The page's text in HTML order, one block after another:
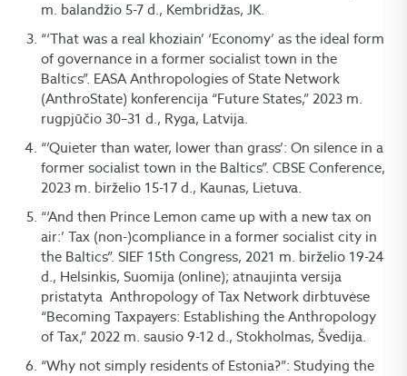
m. balandžio 5-7 d., Kembridžas, JK.
“‘That was a real khoziain’ ‘Economy’ as the ideal form
of governance in a former socialist town in the
Baltics”. EASA Anthropologies of State Network
(AnthroState) konferencija “Future States,” 2023 m.
rugpjūčio 30–31 d., Ryga, Latvija.
“’Quieter than water, lower than grass’: On silence in a
former socialist town in the Baltics”. CBSE Conference,
2023 m. birželio 15-17 d., Kaunas, Lietuva.
“‘And then Prince Lemon came up with a new tax on
air:’ Tax (non-)compliance in a former socialist city in
the Baltics”. SIEF 15th Congress, 2021 m. birželio 19-24
d., Helsinkis, Suomija (online); atnaujinta versija
pristatyta Anthropology of Tax Network dirbtuvėse
“Becoming Taxpayers: Establishing the Anthropology
of Tax,” 2022 m. sausio 9-12 d., Stokholmas, Švedija.
“Why not simply residents of Estonia?”: Studying the